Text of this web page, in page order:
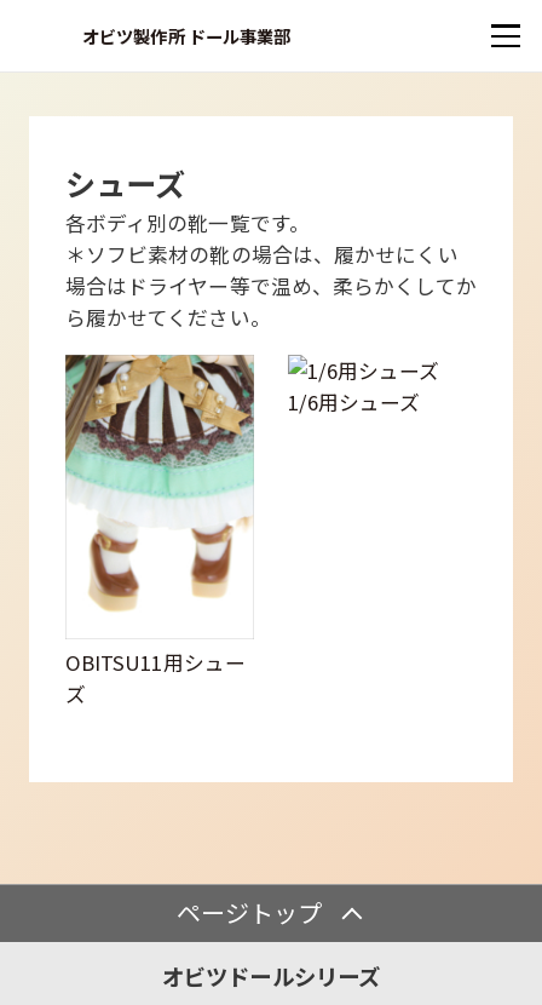
オビツ製作所 ドール事業部
シューズ
各ボディ別の靴一覧です。
＊ソフビ素材の靴の場合は、履かせにくい
場合はドライヤー等で温め、柔らかくしてか
ら履かせてください。
OBITSU11用シュー
ズ
1/6用シューズ
ページトップ
オビツドールシリーズ